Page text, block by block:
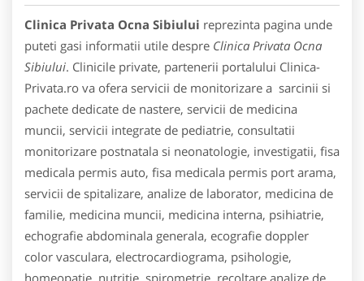
Clinica Privata Ocna Sibiului reprezinta pagina unde
puteti gasi informatii utile despre Clinica Privata Ocna
Sibiului. Clinicile private, partenerii portalului Clinica-
Privata.ro va ofera servicii de monitorizare a sarcinii si
pachete dedicate de nastere, servicii de medicina
muncii, servicii integrate de pediatrie, consultatii
monitorizare postnatala si neonatologie, investigatii, fisa
medicala permis auto, fisa medicala permis port arama,
servicii de spitalizare, analize de laborator, medicina de
familie, medicina muncii, medicina interna, psihiatrie,
echografie abdominala generala, ecografie doppler
color vasculara, electrocardiograma, psihologie,
homeopatie, nutritie, spirometrie, recoltare analize de